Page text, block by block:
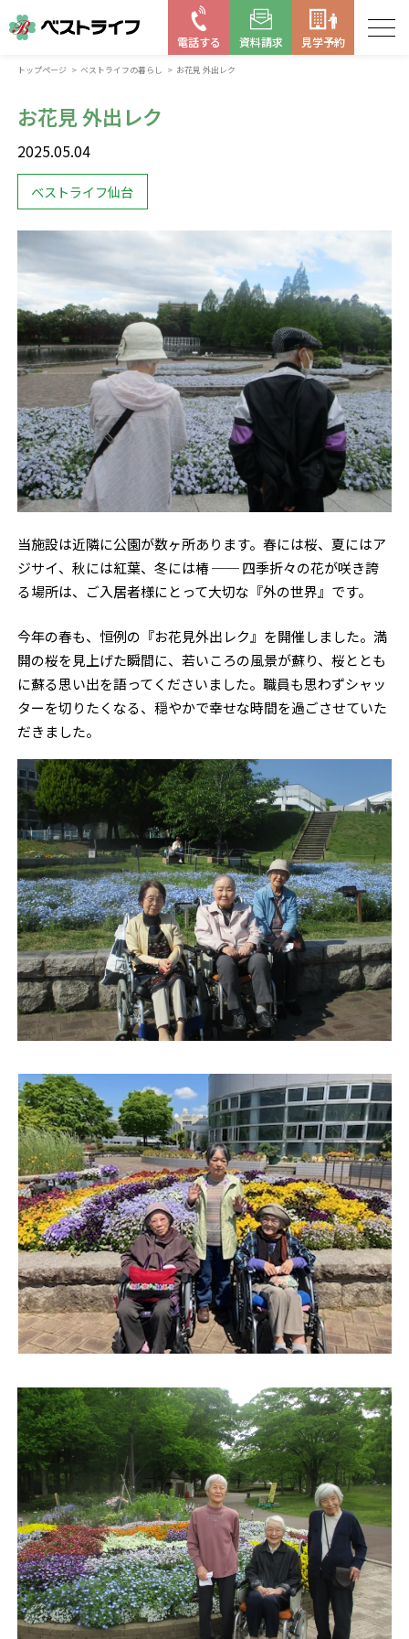
電話する 資料請求 見学予約
トップページ ベストライフの暮らし お花見 外出レク
お花見 外出レク
2025.05.04
ベストライフ仙台
当施設は近隣に公園が数ヶ所あります。春には桜、夏にはア
ジサイ、秋には紅葉、冬には椿 ── 四季折々の花が咲き誇
る場所は、ご入居者様にとって大切な『外の世界』です。
今年の春も、恒例の『お花見外出レク』を開催しました。満
開の桜を見上げた瞬間に、若いころの風景が蘇り、桜ととも
に蘇る思い出を語ってくださいました。職員も思わずシャッ
ターを切りたくなる、穏やかで幸せな時間を過ごさせていた
だきました。